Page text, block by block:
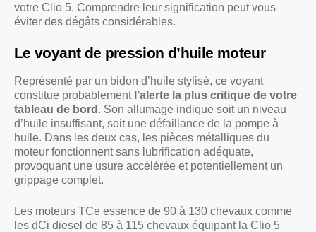
votre Clio 5. Comprendre leur signification peut vous
éviter des dégâts considérables.
Le voyant de pression d’huile moteur
Représenté par un bidon d’huile stylisé, ce voyant
constitue probablement l’alerte la plus critique de votre
tableau de bord . Son allumage indique soit un niveau
d’huile insuffisant, soit une défaillance de la pompe à
huile. Dans les deux cas, les pièces métalliques du
moteur fonctionnent sans lubrification adéquate,
provoquant une usure accélérée et potentiellement un
grippage complet.
Les moteurs TCe essence de 90 à 130 chevaux comme
les dCi diesel de 85 à 115 chevaux équipant la Clio 5